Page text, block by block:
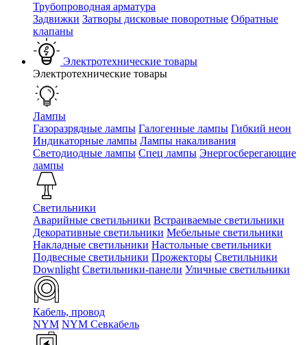
Трубопроводная арматура
Задвижки Затворы дисковые поворотные Обратные
клапаны
Электротехнические товары
Электротехнические товары
Лампы
Газоразрядные лампы Галогенные лампы Гибкий неон
Индикаторные лампы Лампы накаливания
Светодиодные лампы Спец лампы Энергосберегающие
лампы
Светильники
Аварийные светильники Встраиваемые светильники
Декоративные светильники Мебельные светильники
Накладные светильники Настольные светильники
Подвесные светильники Прожекторы Светильники
Downlight Светильники-панели Уличные светильники
Кабель, провод
NYM NYM Севкабель